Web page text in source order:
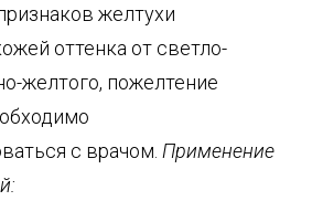
желтухи
оттенка от светло-
желтого, пожелтение
с врачом. Применение